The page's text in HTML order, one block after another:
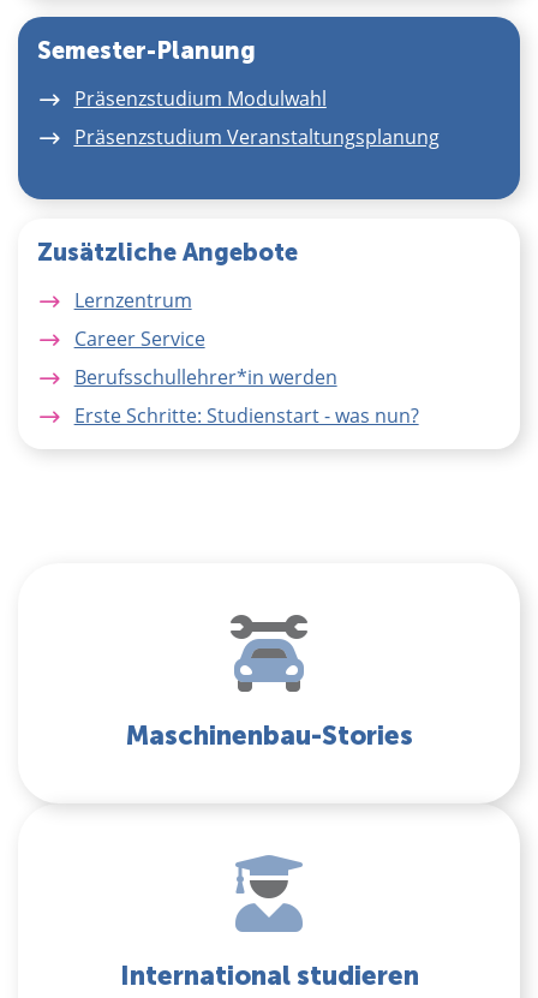
Semester-Planung
Präsenzstudium Modulwahl
Präsenzstudium Veranstaltungsplanung
Zusätzliche Angebote
Lernzentrum
Career Service
Berufsschullehrer*in werden
Erste Schritte: Studienstart - was nun?
Maschinenbau-Stories
International studieren